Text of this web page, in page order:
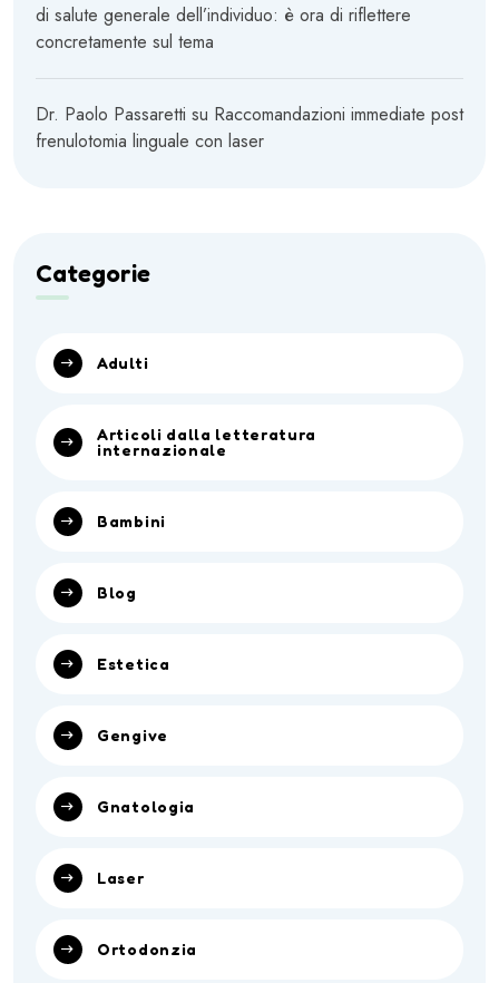
di salute generale dell’individuo: è ora di riflettere
concretamente sul tema
Dr. Paolo Passaretti su Raccomandazioni immediate post
frenulotomia linguale con laser
Categorie
Adulti
Articoli dalla letteratura
internazionale
Bambini
Blog
Estetica
Gengive
Gnatologia
Laser
Ortodonzia